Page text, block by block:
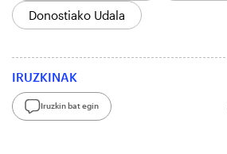
Donostiako Udala
IRUZKINAK
Iruzkin bat egin